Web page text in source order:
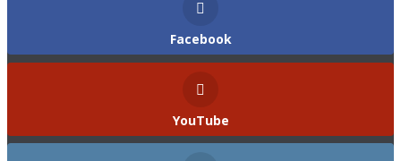
Facebook
YouTube